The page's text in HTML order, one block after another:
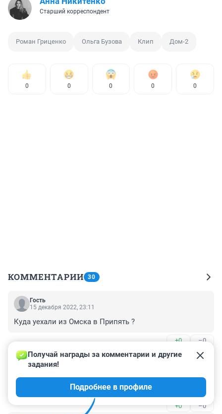
Старший корреспондент
Роман Гриценко Ольга Бузова Клип Дом-2
0 0 0 0 0
КОММЕНТАРИИ 30
Гость
15 декабря 2022, 23:11
Куда уехали из Омска в Припять ?
+0 –0
Гость
14 декабря 2022, 10:40
Таких описей нам не надо,пусть катиться с этой
Бузовой куда подальше,можно из Россиисовсем
+0 –0
Получай награды за комментарии и другие
задания!
Подробнее в профиле